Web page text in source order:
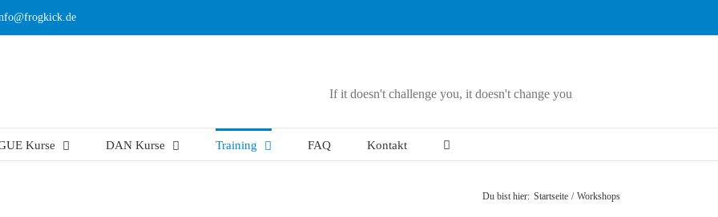
If it doesn't challenge you, it doesn't change you
Kurse DAN Kurse Training FAQ Kontakt
Du bist hier: Startseite Workshops